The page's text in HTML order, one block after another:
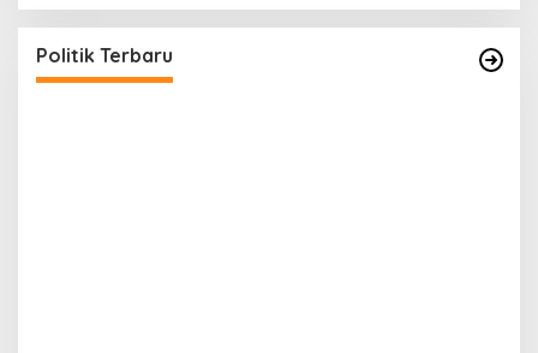
Politik Terbaru
yang Terjadi di Amerika Serikat dan Indonesia
Di Politik | September 12, 2024